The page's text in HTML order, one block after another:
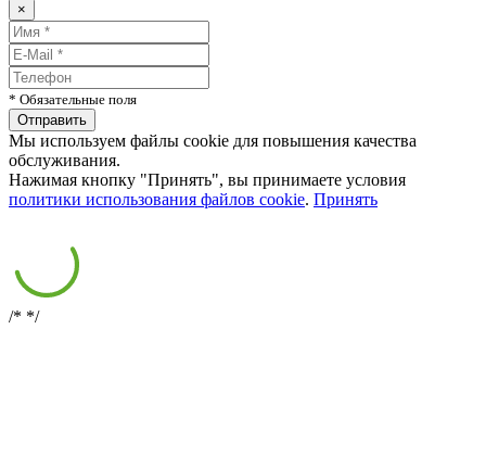
×
* Обязательные поля
Мы используем файлы cookie для повышения качества
обслуживания.
Нажимая кнопку "Принять", вы принимаете условия
политики использования файлов cookie. Принять
/* */